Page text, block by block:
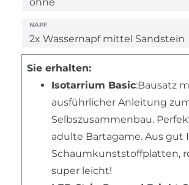
NAPF
Sie erhalten:
Isotarrium Basic:Bausatz
ausführlicher Anleitung
Selbszusammenbau.
adulte Bartagame. Aus gut
Schaumkunststoffplatten,
super leicht!